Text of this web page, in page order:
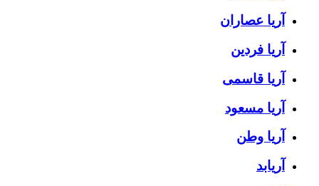
آریا عصاران
آریا فردین
آریا قاسمی
آریا مسعود
آریا وطن
آریابد